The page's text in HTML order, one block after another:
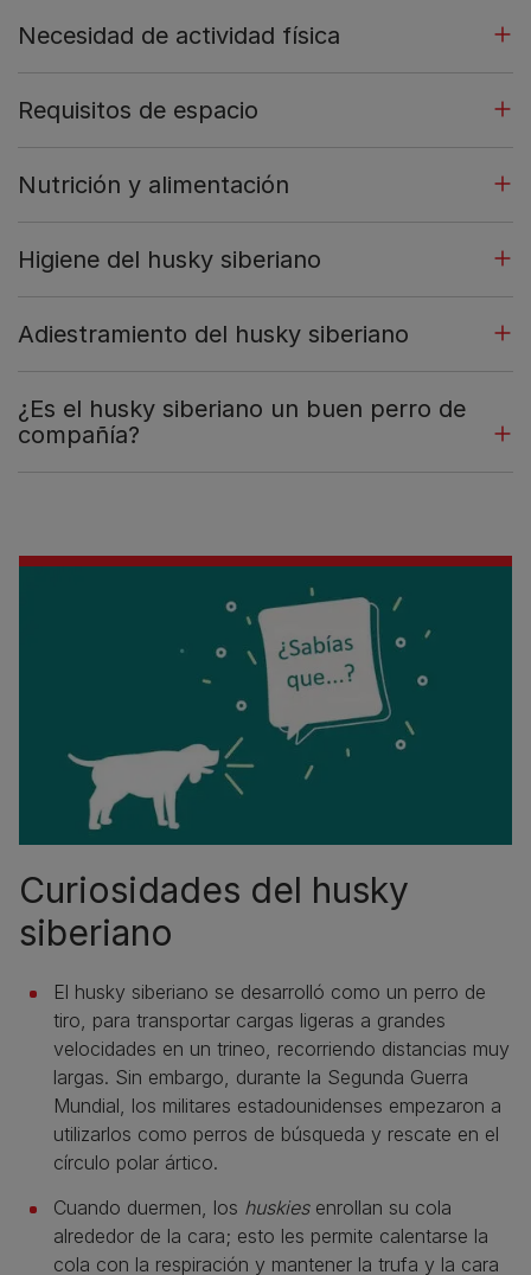
Necesidad de actividad física
Requisitos de espacio
Nutrición y alimentación
Higiene del husky siberiano
Adiestramiento del husky siberiano
¿Es el husky siberiano un buen perro de
compañía?
Curiosidades del husky
siberiano
El husky siberiano se desarrolló como un perro de
tiro, para transportar cargas ligeras a grandes
velocidades en un trineo, recorriendo distancias muy
largas. Sin embargo, durante la Segunda Guerra
Mundial, los militares estadounidenses empezaron a
utilizarlos como perros de búsqueda y rescate en el
círculo polar ártico.
Cuando duermen, los huskiesenrollan su cola
alrededor de la cara; esto les permite calentarse la
cola con la respiración y mantener la trufa y la cara